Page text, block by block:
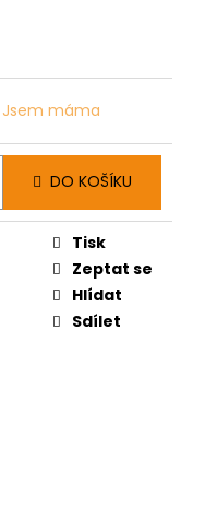
Jsem máma
DO KOŠÍKU
Tisk
Zeptat se
Hlídat
Sdílet